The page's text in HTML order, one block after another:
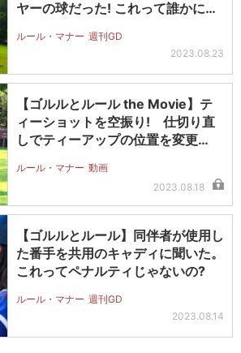
ヤーの球だった! これって誰かにペ
ルール・マナー 週刊GD
2023.08.23
【ゴルルとルール the Movie】テ
ィーショットを空振り! 仕切り直
しでティーアップの位置を変更…
ルール・マナー 動画
2023.08.18
【ゴルルとルール】同伴者が使用し
た番手を共用のキャディに聞いた。
これってペナルティじゃないの?
ルール・マナー 週刊GD
2023.08.14